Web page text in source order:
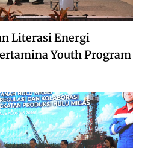
Literasi Energi
Youth Program